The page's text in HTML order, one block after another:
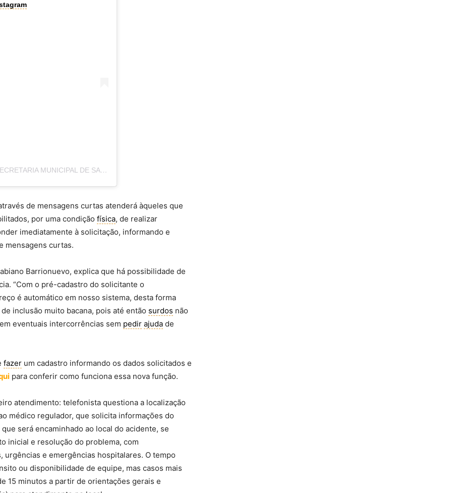
UMA PUBLICAÇÃO COMPARTILHADA POR SECRETARIA MUNICIPAL DE SAÚDE (@SAUDEPOA)
de mensagens curtas atenderá àqueles que
por uma condição física, de realizar
imediatamente à solicitação, informando e
mensagens curtas.
Barrionuevo, explica que há possibilidade de
“Com o pré-cadastro do solicitante o
é automático em nosso sistema, desta forma
inclusão muito bacana, pois até então surdos não
eventuais intercorrências sem pedir ajuda de
fazer um cadastro informando os dados solicitados e
para conferir como funciona essa nova função.
atendimento: telefonista questiona a localização
médico regulador, que solicita informações do
será encaminhado ao local do acidente, se
inicial e resolução do problema, com
e emergências hospitalares. O tempo
ou disponibilidade de equipe, mas casos mais
15 minutos a partir de orientações gerais e